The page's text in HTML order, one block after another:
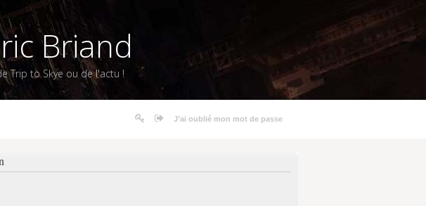
Briand
Trip to Skye ou de l'actu !
J’ai oublié mon mot de passe